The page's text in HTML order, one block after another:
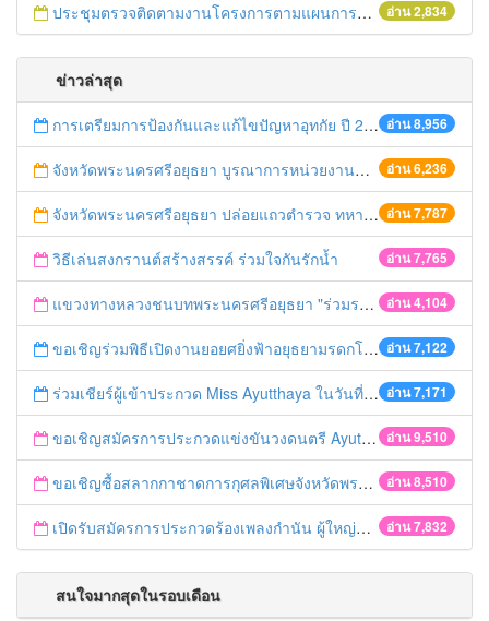
อ่าน 2,834
ประชุมตรวจติดตามงานโครงการตามแผนการตรวจของผู้ตรวจราชการกระทรวงเกษตรและสหกรณ์ เขต 1
ข่าวล่าสุด
อ่าน 8,956
การเตรียมการป้องกันและแก้ไขปัญหาอุทกัย ปี 2561
อ่าน 6,236
จังหวัดพระนครศรีอยุธยา บูรณาการหน่วยงานที่เกี่ยวข้อง ลงพื้นที่จัดระเบียบและดำเนินมาตรการตามบทลงโทษสูงสุดกับผู้ประกอบการร้านค้าที่ยังฝ่าฝืนตั้งร้านค้ารุกล้ำเขตพื้นที่ทางหลวง เตรียมความปลอดภัยก่อนเทศกาลสงกรานต์
อ่าน 7,787
จังหวัดพระนครศรีอยุธยา ปล่อยแถวตำรวจ ทหาร ฝ่ายปกครอง กว่า 100 นาย ตรวจเข้มท่ารถสาธารณะ สถานีขนส่งรถโดยสาร วินรถตู้ และสถานีรถไฟ เตรียมรับมือเทศกาลสงกรานต์
อ่าน 7,765
วิธีเล่นสงกรานต์สร้างสรรค์ ร่วมใจกันรักน้ำ
อ่าน 4,104
แขวงทางหลวงชนบทพระนครศรีอยุธยา "ร่วมรณรงค์ ขับช้า เปิดไฟหน้า คาดเข็มขัด" เทศกาลสงกรานต์ ปี 2561
อ่าน 7,122
ขอเชิญร่วมพิธีเปิดงานยอยศยิ่งฟ้าอยุธยามรดกโลก
อ่าน 7,171
ร่วมเชียร์ผู้เข้าประกวด Miss Ayutthaya ในวันที่ 15 ธันวาคม 2560
อ่าน 9,510
ขอเชิญสมัครการประกวดแข่งขันวงดนตรี Ayutthaya battle of the bands
อ่าน 8,510
ขอเชิญซื้อสลากกาชาดการกุศลพิเศษจังหวัดพระนครศรีอยุธยา 2560
อ่าน 7,832
เปิดรับสมัครการประกวดร้องเพลงกำนัน ผู้ใหญ่บ้าน ฯลฯ
สนใจมากสุดในรอบเดือน